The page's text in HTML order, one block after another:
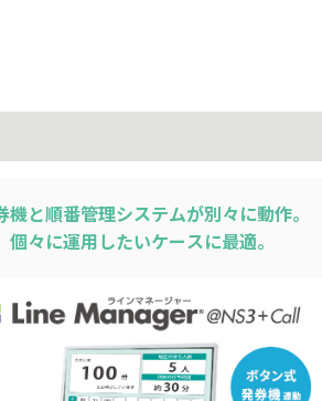
機と順番管理システムが別々に動作。
個々に運用したいケースに最適。